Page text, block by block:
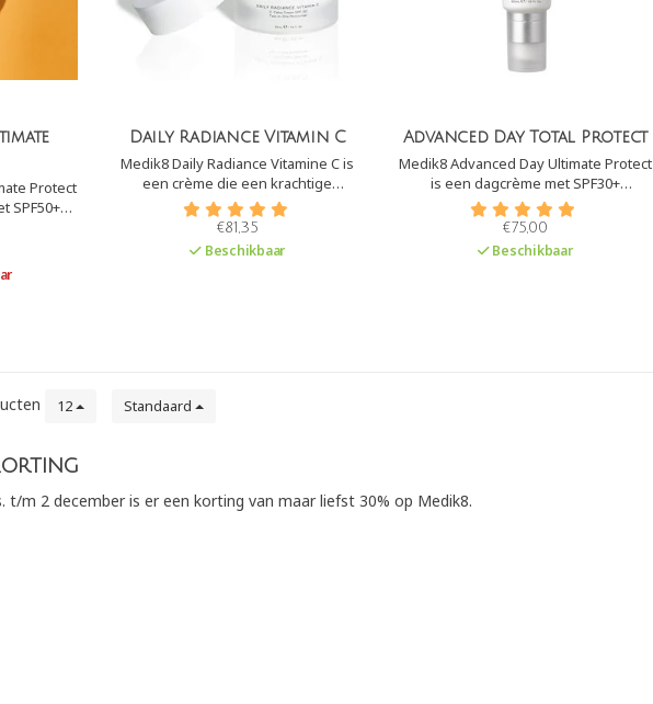
Protect
SPF50+
en
UVA-
het
Daily Radiance Vitamin C
Medik8 Daily Radiance Vitamine C is
een crème die een krachtige
antioxidantbescherming combineert
met een hoge sterkte breed spectrum
SPF30. De crème herstelt en
hydrateert de huid diep.
€81,35
Beschikbaar
Advanced Day Total Protect
Medik8 Advanced Day Ultimate Protect
is een dagcrème met SPF30+
Daarnaast biedt het bescherming
tegen infrarood, blauwlicht en A.G.E´s.
€75,00
Beschikbaar
12 Standaard
t/m 2 december is er een korting van maar liefst 30% op Medik8.